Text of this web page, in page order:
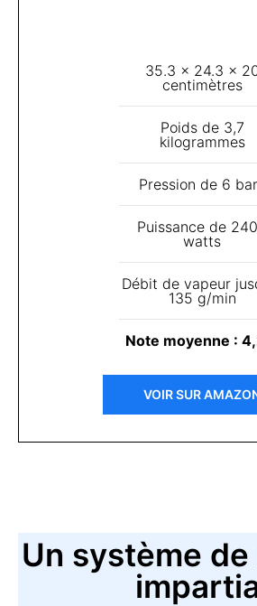
35.3 x 24.3 x
centimètres
Poids de 3,7
kilogrammes
Pression de 6
Puissance de
watts
Débit de vapeur
135 g/min
Note moyenne :
VOIR SUR
Un système